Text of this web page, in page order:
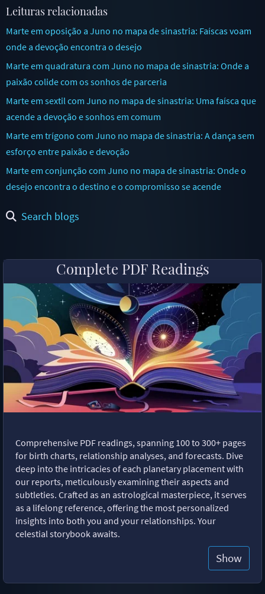
Leituras relacionadas
Marte em oposição a Juno no mapa de sinastria: Faíscas voam
onde a devoção encontra o desejo
Marte em quadratura com Juno no mapa de sinastria: Onde a
paixão colide com os sonhos de parceria
Marte em sextil com Juno no mapa de sinastria: Uma faísca que
acende a devoção e sonhos em comum
Marte em trígono com Juno no mapa de sinastria: A dança sem
esforço entre paixão e devoção
Marte em conjunção com Juno no mapa de sinastria: Onde o
desejo encontra o destino e o compromisso se acende
Search blogs
Complete PDF Readings
Comprehensive PDF readings, spanning 100 to 300+ pages
for birth charts, relationship analyses, and forecasts. Dive
deep into the intricacies of each planetary placement with
our reports, meticulously examining their aspects and
subtleties. Crafted as an astrological masterpiece, it serves
as a lifelong reference, offering the most personalized
insights into both you and your relationships. Your
celestial storybook awaits.
Show